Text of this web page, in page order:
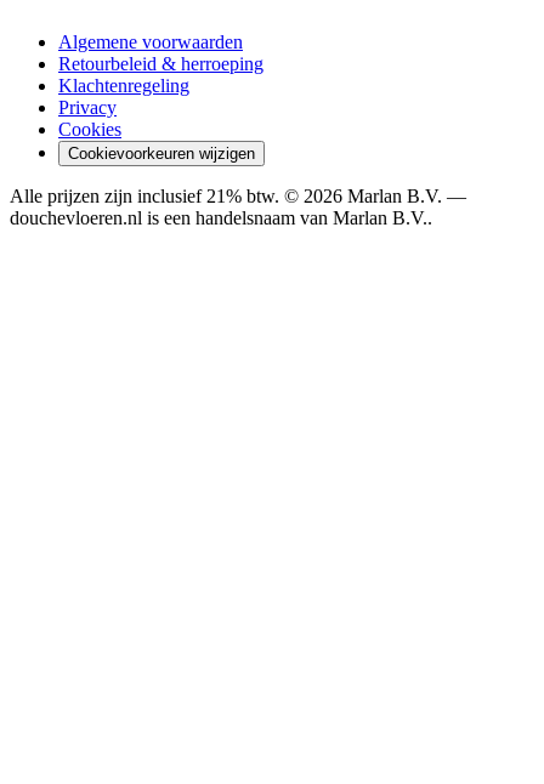
Algemene voorwaarden
Retourbeleid & herroeping
Klachtenregeling
Privacy
Cookies
Cookievoorkeuren wijzigen
Alle prijzen zijn inclusief 21% btw. © 2026 Marlan B.V. —
douchevloeren.nl is een handelsnaam van Marlan B.V..